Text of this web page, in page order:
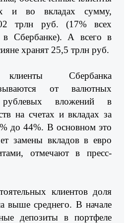
и во вкладах сумму,
трлн руб. (17% всех
в Сбербанке). А всего в
хранят 25,5 трлн руб.
клиенты Сбербанка
от валютных
вложений в
на счетах и вкладах за
до 44%. В основном это
замены вкладов в евро
отмечают в пресс-
клиентов доля
выше среднего. В начале
депозиты в портфеле